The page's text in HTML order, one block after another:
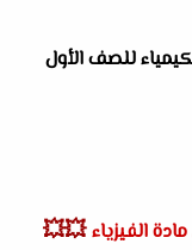
60 سؤال فى الكيمياء للصف الأول
الفيزياء 💥💥